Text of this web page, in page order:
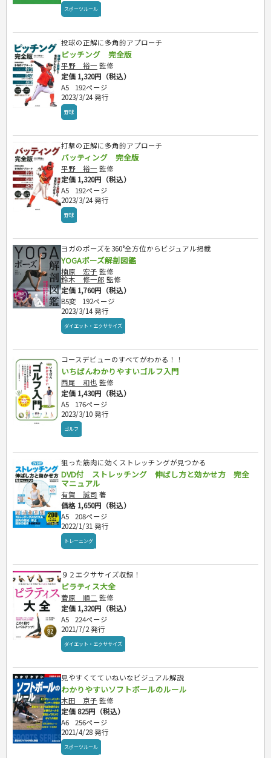
スポーツルール
投球の正解に多角的アプローチ
ピッチング 完全版
平野 裕一 監修
定価 1,320円（税込）
A5
192ページ
2023/3/24 発行
野球
打撃の正解に多角的アプローチ
バッティング 完全版
平野 裕一 監修
定価 1,320円（税込）
A5
192ページ
2023/3/24 発行
野球
ヨガのポーズを360°全方位からビジュアル掲載
YOGAポーズ解剖図鑑
楠原 宏子 監修
鈴木 修一郎 監修
定価 1,760円（税込）
B5変
192ページ
2023/3/14 発行
ダイエット・エクササイズ
コースデビューのすべてがわかる！！
いちばんわかりやすいゴルフ入門
西尾 和也 監修
定価 1,430円（税込）
A5
176ページ
2023/3/10 発行
ゴルフ
狙った筋肉に効くストレッチングが見つかる
DVD付 ストレッチング 伸ばし方と効かせ方 完全
マニュアル
有賀 誠司 著
価格 1,650円（税込）
A5
208ページ
2022/1/31 発行
トレーニング
９２エクササイズ収録！
ピラティス大全
菅原 順二 監修
定価 1,320円（税込）
A5
224ページ
2021/7/2 発行
ダイエット・エクササイズ
見やすくてていねいなビジュアル解説
わかりやすいソフトボールのルール
木田 京子 監修
定価 825円（税込）
A6
256ページ
2021/4/28 発行
スポーツルール